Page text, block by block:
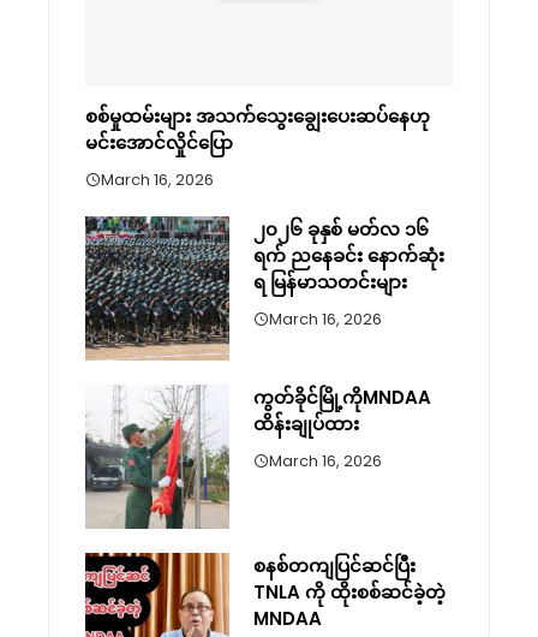
စစ်မှုထမ်းများ အသက်သွေးချွေးပေးဆပ်နေဟု
မင်းအောင်လှိုင်ပြော
March 16, 2026
၂၀၂၆ ခုနှစ် မတ်လ ၁၆
ရက် ညနေခင်း နောက်ဆုံး
ရ မြန်မာသတင်းများ
March 16, 2026
ကွတ်ခိုင်မြို့ကိုMNDAA
ထိန်းချုပ်ထား
March 16, 2026
စနစ်တကျပြင်ဆင်ပြီး
TNLA ကို ထိုးစစ်ဆင်ခဲ့တဲ့
MNDAA